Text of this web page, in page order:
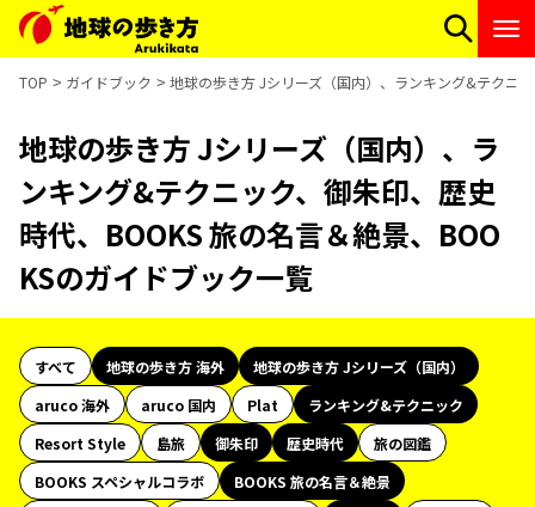
TOP ガイドブック 地球の歩き方 Jシリーズ（国内）、ランキング&テクニ
地球の歩き方 Jシリーズ（国内）、ラ
ンキング&テクニック、御朱印、歴史
時代、BOOKS 旅の名言＆絶景、BOO
KSのガイドブック一覧
すべて 地球の歩き方 海外
地球の歩き方 Jシリーズ（国内）
aruco 海外
aruco 国内 Plat
ランキング&テクニック
Resort Style
島旅 御朱印 歴史時代
旅の図鑑
BOOKS スペシャルコラボ
BOOKS 旅の名言＆絶景